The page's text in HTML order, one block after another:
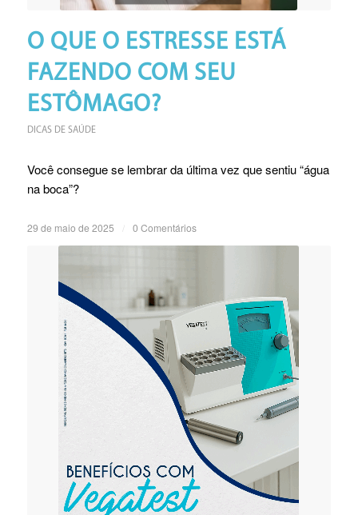
O QUE O ESTRESSE ESTÁ
FAZENDO COM SEU
ESTÔMAGO?
DICAS DE SAÚDE
Você consegue se lembrar da última vez que sentiu “água
na boca”?
29 de maio de 2025 0 Comentários